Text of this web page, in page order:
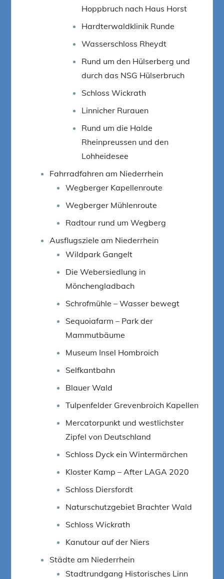
Hoppbruch nach Haus Horst
Hardterwaldklinik Runde
Wasserschloss Rheydt
Rund um den Hülserberg und
durch das NSG Hülserbruch
Schloss Wickrath
Linnicher Rurauen
Rund um die Halde
Rheinpreussen und den
Lohheidesee
Fahrradfahren am Niederrhein
Wegberger Kapellenroute
Wegberger Mühlenroute
Radtour rund um Wegberg
Ausflugsziele am Niederrhein
Wildpark Gangelt
Die Webersiedlung in
Mönchengladbach
Schrofmühle – Wasser bewegt
Sequoiafarm – Park der
Mammutbäume
Museum Insel Hombroich
Selfkantbahn
Blauer Wald
Tulpenfelder Grevenbroich Kapellen
Mercatorpunkt und westlichster
Zipfel von Deutschland
Schloss Dyck ein Wintermärchen
Kloster Kamp – After LAGA 2020
Schloss Diersfordt
Naturschutzgebiet Brachter Wald
Schloss Wickrath
Kanutour auf der Niers
Städte am Niederrhein
Stadtrundgang Historisches Linn